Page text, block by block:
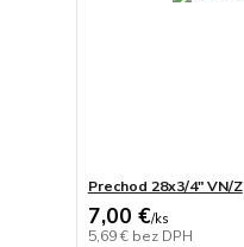
Prechod 28x3/4" VN/Z
7,00 €/ks
5,69 € bez DPH